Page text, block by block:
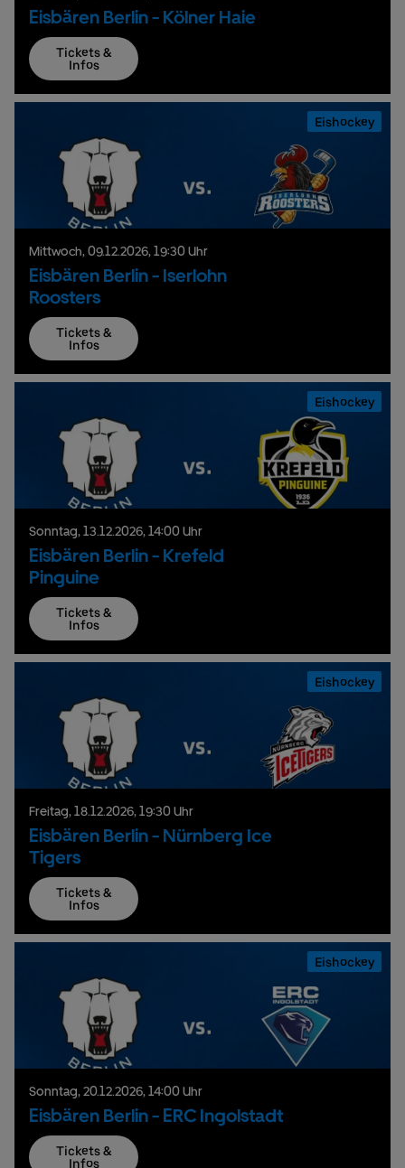
Eisbären Berlin - Kölner Haie
Tickets &
Infos
Eishockey
Mittwoch,09.12.2026,19:30 Uhr
Eisbären Berlin - Iserlohn
Roosters
Tickets &
Infos
Eishockey
Sonntag,13.12.2026,14:00 Uhr
Eisbären Berlin - Krefeld
Pinguine
Tickets &
Infos
Eishockey
Freitag,18.12.2026,19:30 Uhr
Eisbären Berlin - Nürnberg Ice
Tigers
Tickets &
Infos
Eishockey
Sonntag,20.12.2026,14:00 Uhr
Eisbären Berlin - ERC Ingolstadt
Tickets &
Infos